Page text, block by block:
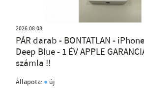
2026.08.08
PÁR darab - BONTATLAN -
Deep Blue - 1 ÉV APPLE
számla !!
Állapota: ● új